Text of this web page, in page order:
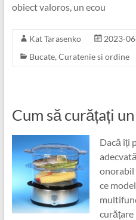
obiect valoros, un ecou
Kat Tarasenko
2023-
Bucate, Curatenie si ordine
Cum să curățați
Dacă îți
onorabil
ce
curățare